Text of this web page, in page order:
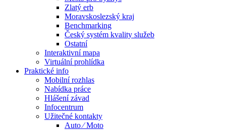
Zlatý erb
Moravskoslezský kraj
Benchmarking
Český systém kvality služeb
Ostatní
Interaktivní mapa
Virtuální prohlídka
Praktické info
Mobilní rozhlas
Nabídka práce
Hlášení závad
Infocentrum
Užitečné kontakty
Auto ⁄ Moto